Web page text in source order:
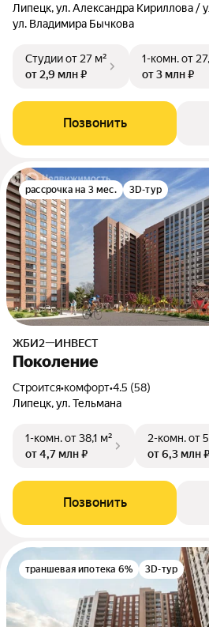
Липецк, ул. Александра Кириллова /
ул. Владимира Бычкова
Студииот 27 м²
от 2,9 млн ₽
1-комн.от
от 3 млн ₽
Позвонить
рассрочка на 3 мес. 3D-тур
ЖБИ2—ИНВЕСТ
Поколение
Строится•комфорт•4.5 (58)
Липецк, ул. Тельмана
1-комн.от 38,1 м²
от 4,7 млн ₽
2-комн.от
от 6,3 млн ₽
Позвонить
траншевая ипотека 6% 3D-тур